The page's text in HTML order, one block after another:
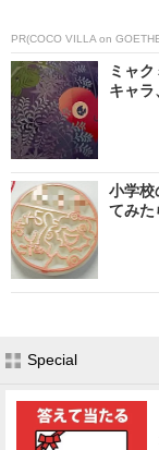
PR(COCO VILLA on
ミャ
キャラ
小学校
てみ
Special